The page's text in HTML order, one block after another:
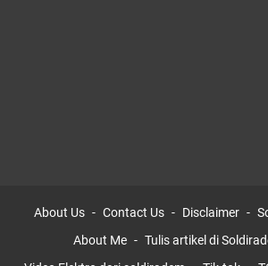
About Us Contact Us Disclaimer
About Me
Tulis artikel di